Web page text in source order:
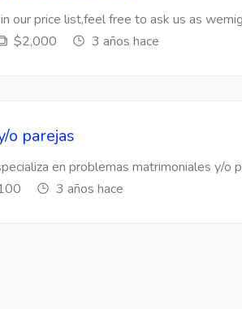
our price list,feel free to ask us as
$2,000 3 años hace
o parejas
en problemas matrimoniales y/o
3 años hace